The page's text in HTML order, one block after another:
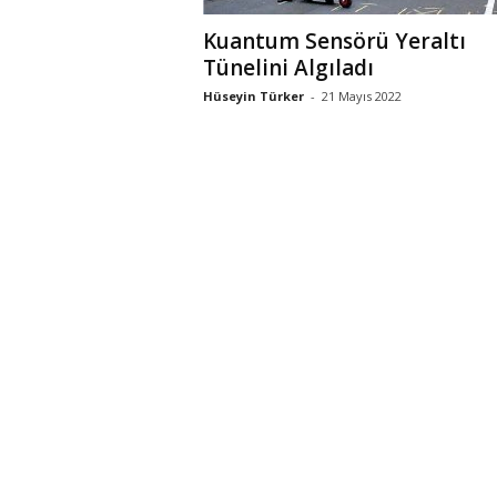
Kuantum Sensörü Yeraltı
Tünelini Algıladı
Hüseyin Türker - 21 Mayıs 2022